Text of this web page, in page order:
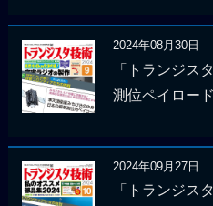
2024年08月30日
「トランジス
測位ペイロー
2024年09月27日
「トランジス